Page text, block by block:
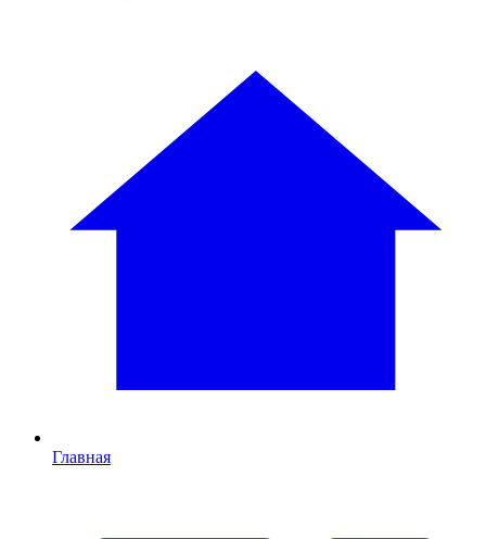
Главная